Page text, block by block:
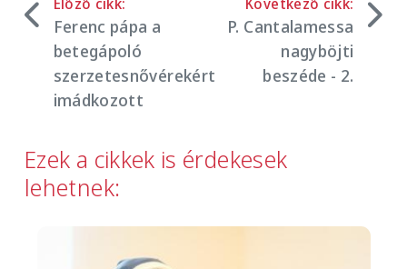
Ferenc pápa a
betegápoló
szerzetesnővérekért
imádkozott
P. Cantalamessa
nagyböjti
beszéde - 2.
Ezek a cikkek is érdekesek
lehetnek: